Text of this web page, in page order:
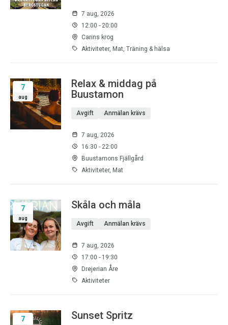
7 aug, 2026
12:00 - 20:00
Carins krog
Aktiviteter, Mat, Träning & hälsa
7
aug
Relax & middag på
Buustamon
Avgift Anmälan krävs
7 aug, 2026
16:30 - 22:00
Buustamons Fjällgård
Aktiviteter, Mat
7
aug
Skåla och måla
Avgift Anmälan krävs
7 aug, 2026
17:00 - 19:30
Drejerian Åre
Aktiviteter
7 Sunset Spritz